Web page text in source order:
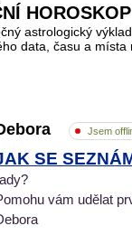
astrologický
data, času a místa
Jsem
SE
vám udělat